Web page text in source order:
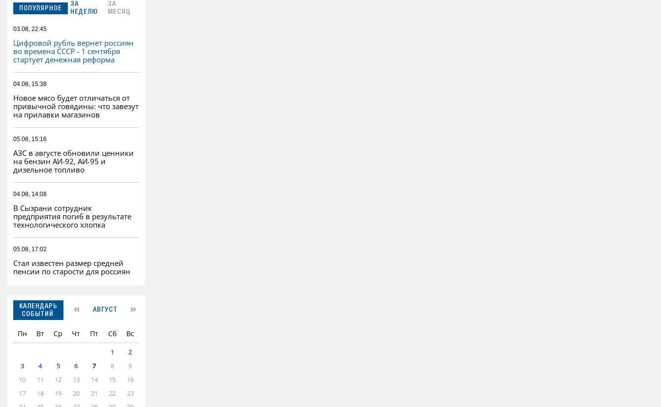
ПОПУЛЯРНОЕ
ЗА
НЕДЕЛЮ
ЗА
МЕСЯЦ
03.08, 22:45
Цифровой рубль вернет россиян
во времена СССР - 1 сентября
стартует денежная реформа
04.08, 15:38
Новое мясо будет отличаться от
привычной говядины: что завезут
на прилавки магазинов
05.08, 15:16
АЗС в августе обновили ценники
на бензин АИ-92, АИ-95 и
дизельное топливо
04.08, 14:08
В Сызрани сотрудник
предприятия погиб в результате
технологического хлопка
05.08, 17:02
Стал известен размер средней
пенсии по старости для россиян
КАЛЕНДАРЬ
СОБЫТИЙ
АВГУСТ
Пн Вт Ср Чт Пт Сб Вс
1
2
3
4 5 6 7 8
9
10
11 12 13 14 15
16
17
18 19 20 21 22
23